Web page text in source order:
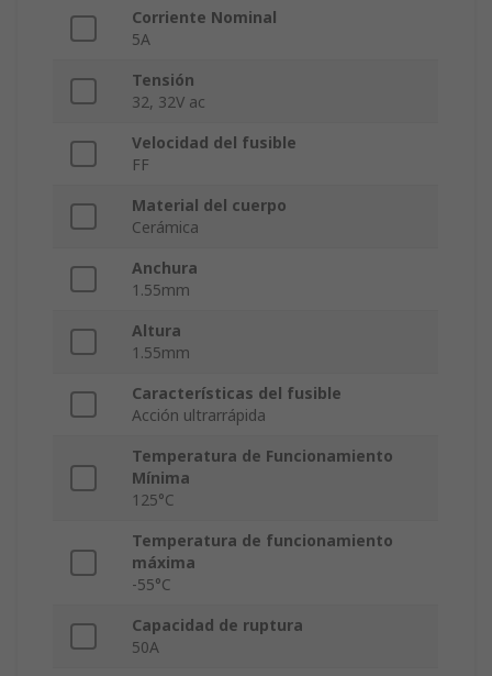
Corriente Nominal
5A
Tensión
32, 32V ac
Velocidad del fusible
FF
Material del cuerpo
Cerámica
Anchura
1.55mm
Altura
1.55mm
Características del fusible
Acción ultrarrápida
Temperatura de Funcionamiento
Mínima
125°C
Temperatura de funcionamiento
máxima
-55°C
Capacidad de ruptura
50A